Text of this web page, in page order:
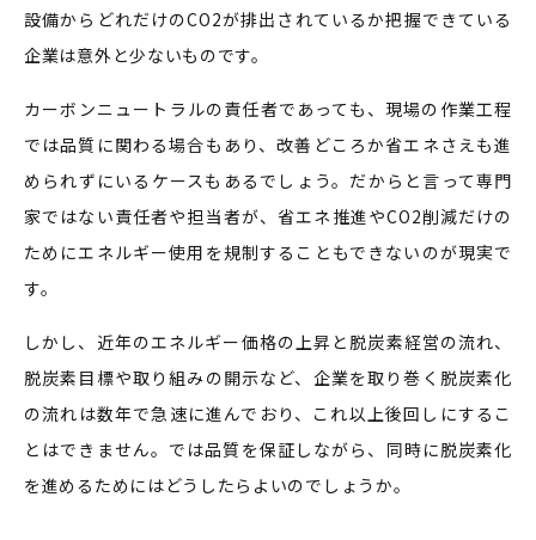
設備からどれだけのCO2が排出されているか把握できている
企業は意外と少ないものです。
カーボンニュートラルの責任者であっても、現場の作業工程
では品質に関わる場合もあり、改善どころか省エネさえも進
められずにいるケースもあるでしょう。だからと言って専門
家ではない責任者や担当者が、省エネ推進やCO2削減だけの
ためにエネルギー使用を規制することもできないのが現実で
す。
しかし、近年のエネルギー価格の上昇と脱炭素経営の流れ、
脱炭素目標や取り組みの開示など、企業を取り巻く脱炭素化
の流れは数年で急速に進んでおり、これ以上後回しにするこ
とはできません。では品質を保証しながら、同時に脱炭素化
を進めるためにはどうしたらよいのでしょうか。